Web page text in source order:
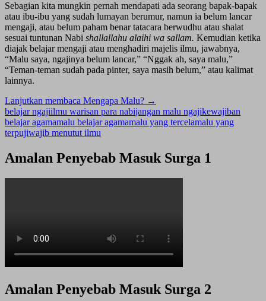
Sebagian kita mungkin pernah mendapati ada seorang bapak-bapak
atau ibu-ibu yang sudah lumayan berumur, namun ia belum lancar
mengaji, atau belum paham benar tatacara berwudhu atau shalat
sesuai tuntunan Nabi shallallahu alaihi wa sallam. Kemudian ketika
diajak belajar mengaji atau menghadiri majelis ilmu, jawabnya,
“Malu saya, ngajinya belum lancar,” “Nggak ah, saya malu,”
“Teman-teman sudah pada pinter, saya masih belum,” atau kalimat
lainnya.
Lanjutkan membaca Mengapa Malu? →
belajar ngajiilmu warisan para nabijangan malu ngajikewajiban
belajar agamamalu belajar agamamalu yang tercelamalu yang
terpujiwajib menutut ilmu
Amalan Penyebab Masuk Surga 1
Amalan Penyebab Masuk Surga 2